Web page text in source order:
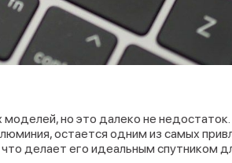
но это далеко не
остается одним из самых
делает его идеальным спутником